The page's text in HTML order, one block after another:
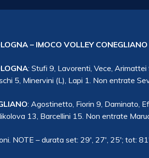
– IMOCO VOLLEY
: Stufi 9, Lavorenti, Vece,
5, Minervini (L), Lapi 1. Non entrate
: Agostinetto, Fiorin 9, Daminato,
13, Barcellini 15. Non entrate
NOTE – durata set: 29′, 27′, 25′; tot: